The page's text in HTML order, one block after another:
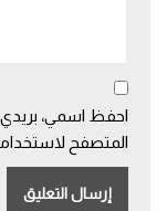
احفظ اسمي، بريدي
المتصفح